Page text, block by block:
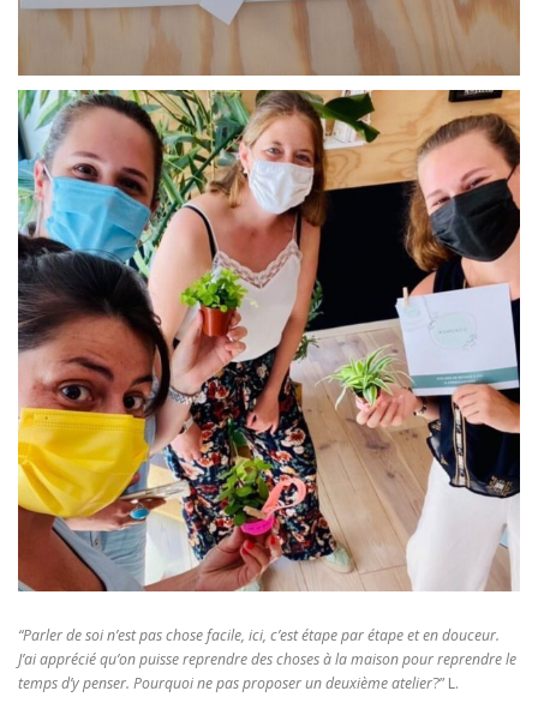
“Parler de soi n’est pas chose facile, ici, c’est étape par étape et en douceur.
J’ai apprécié qu’on puisse reprendre des choses à la maison pour reprendre le
temps d’y penser. Pourquoi ne pas proposer un deuxième atelier?” L.